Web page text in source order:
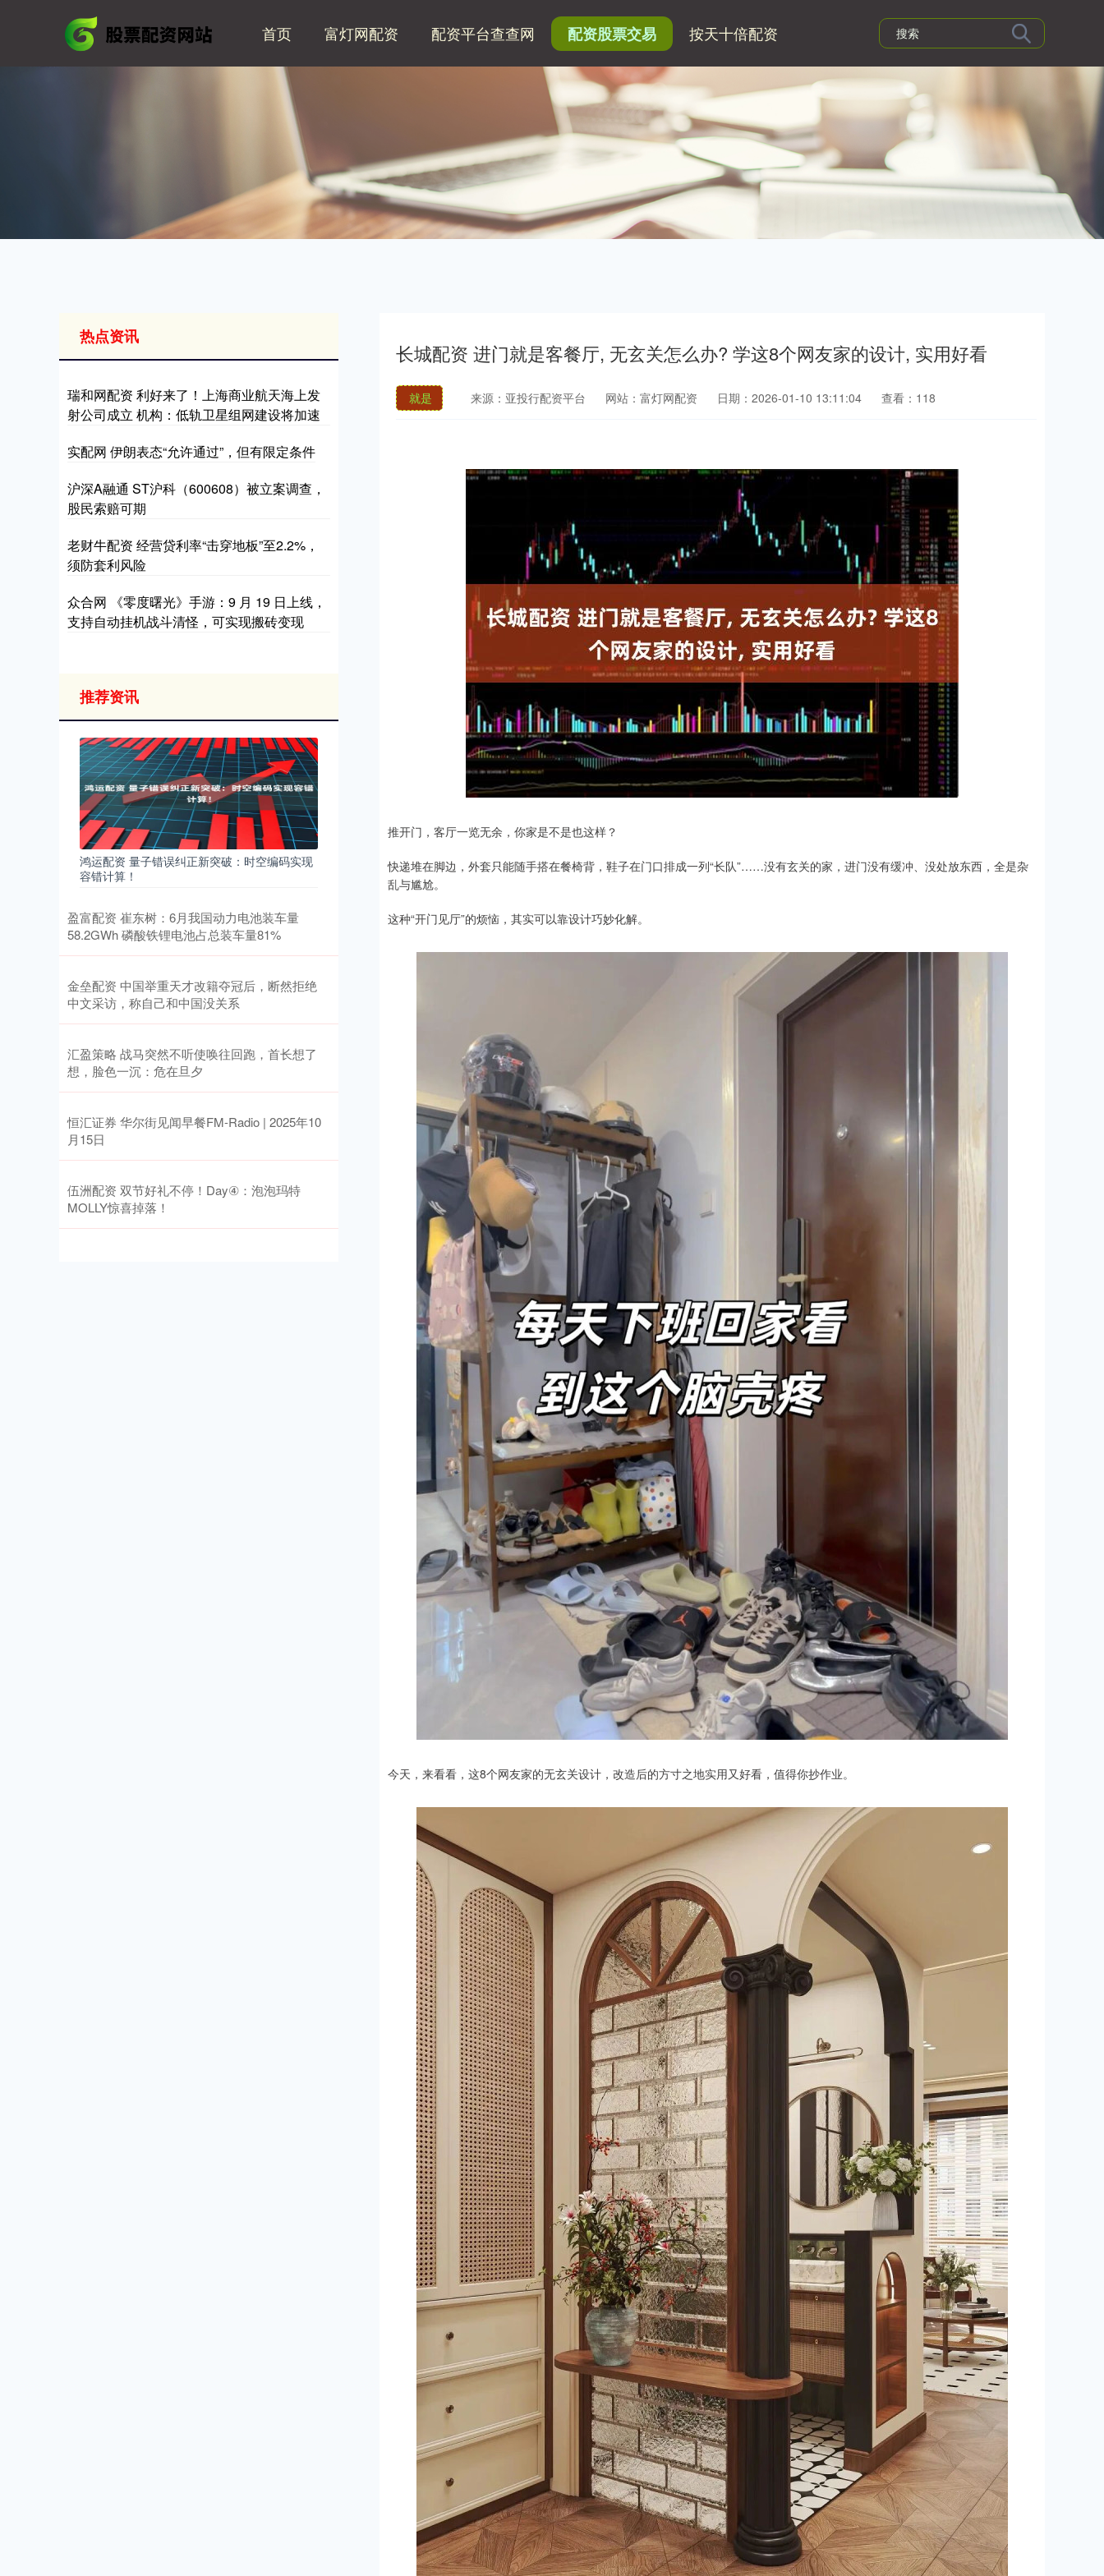
首页 富灯网配资 配资平台查查网 配资股票交易 按天十倍配资
长城配资 进门就是客餐厅, 无玄关怎么办? 学这8个网友家的设计, 实用好看
就是 来源：亚投行配资平台 网站：富灯网配资 日期：2026-01-10 13:11:04 查看：118
推开门，客厅一览无余，你家是不是也这样？
快递堆在脚边，外套只能随手搭在餐椅背，鞋子在门口排成一列“长队”……没有玄关的家，进门没有缓冲、没处放东西，全是杂
乱与尴尬。
这种“开门见厅”的烦恼，其实可以靠设计巧妙化解。
今天，来看看，这8个网友家的无玄关设计，改造后的方寸之地实用又好看，值得你抄作业。
热点资讯
瑞和网配资 利好来了！上海商业航天海上发
射公司成立 机构：低轨卫星组网建设将加速
实配网 伊朗表态“允许通过”，但有限定条件
沪深A融通 ST沪科（600608）被立案调查，
股民索赔可期
老财牛配资 经营贷利率“击穿地板”至2.2%，
须防套利风险
众合网 《零度曙光》手游：9 月 19 日上线，
支持自动挂机战斗清怪，可实现搬砖变现
推荐资讯
鸿运配资 量子错误纠正新突破：时空编码实现
容错计算！
盈富配资 崔东树：6月我国动力电池装车量
58.2GWh 磷酸铁锂电池占总装车量81%
金垒配资 中国举重天才改籍夺冠后，断然拒绝
中文采访，称自己和中国没关系
汇盈策略 战马突然不听使唤往回跑，首长想了
想，脸色一沉：危在旦夕
恒汇证券 华尔街见闻早餐FM-Radio | 2025年10
月15日
伍洲配资 双节好礼不停！Day④：泡泡玛特
MOLLY惊喜掉落！